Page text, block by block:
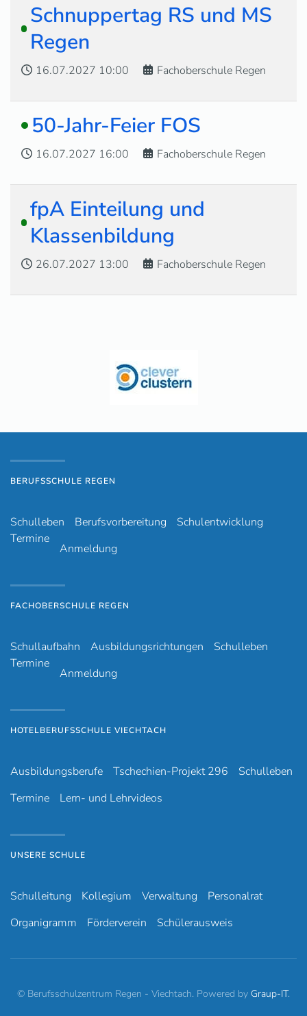
Schnuppertag RS und MS
Regen
16.07.2027 10:00 Fachoberschule Regen
50-Jahr-Feier FOS
16.07.2027 16:00 Fachoberschule Regen
fpA Einteilung und
Klassenbildung
26.07.2027 13:00 Fachoberschule Regen
BERUFSSCHULE REGEN
Schulleben Berufsvorbereitung
Schulentwicklung
Termine
Anmeldung
FACHOBERSCHULE REGEN
Schullaufbahn Ausbildungsrichtungen
Schulleben
Termine
Anmeldung
HOTELBERUFSSCHULE VIECHTACH
Ausbildungsberufe Tschechien-Projekt 296
Schulleben
Termine
Lern- und Lehrvideos
UNSERE SCHULE
Schulleitung Kollegium Verwaltung
Personalrat
Organigramm
Förderverein Schülerausweis
© Berufsschulzentrum Regen - Viechtach. Powered by Graup-IT.